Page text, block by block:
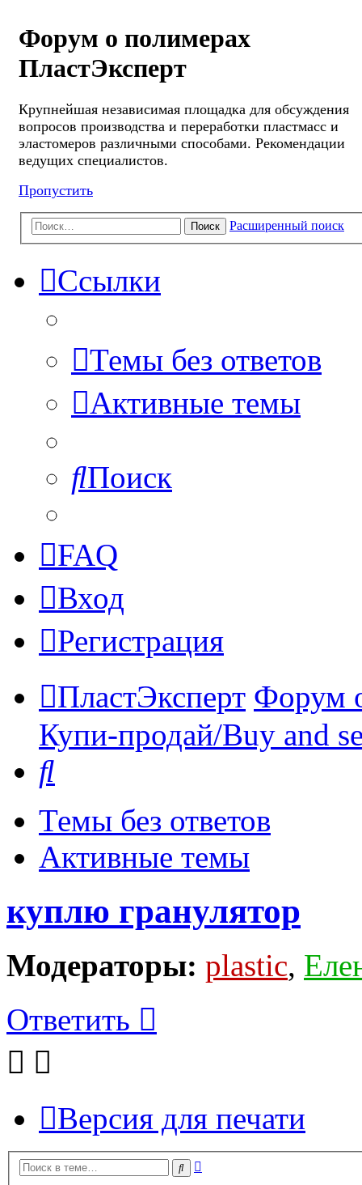
Форум о полимерах
ПластЭксперт
Крупнейшая независимая площадка для обсуждения
вопросов производства и переработки пластмасс и
эластомеров различными способами. Рекомендации
ведущих специалистов.
Пропустить
Поиск Расширенный поиск
Ссылки
Темы без ответов
Активные темы
Поиск
FAQ
Вход
Регистрация
ПластЭксперт Форум
Купи-продай/Buy and
Темы без ответов
Активные темы
куплю гранулятор
Модераторы: plastic,
Ответить
Версия для печати
Поиск